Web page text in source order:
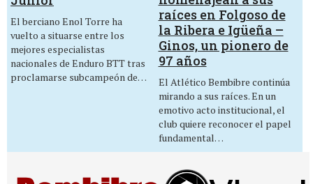
El berciano Enol Torre ha
vuelto a situarse entre los
mejores especialistas
nacionales de Enduro BTT tras
proclamarse subcampeón de…
raíces en Folgoso de
la Ribera e Igüeña –
Ginos, un pionero de
97 años
El Atlético Bembibre continúa
mirando a sus raíces. En un
emotivo acto institucional, el
club quiere reconocer el papel
fundamental…